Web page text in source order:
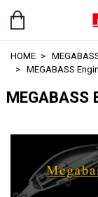
HOME
MEGABASS